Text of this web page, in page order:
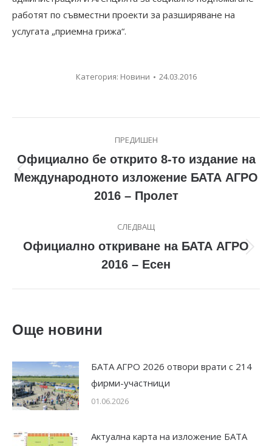
работят по съвместни проекти за разширяване на
услугата „приемна грижа“.
Категория: Новини 24.03.2016
navigation
ПРЕДИШЕН
Previous
post:
Официално бе открито 8-то издание на
Международното изложение БАТА АГРО
2016 – Пролет
СЛЕДВАЩ
Next
post:
Официално откриване на БАТА АГРО
2016 – Есен
Още новини
БАТА АГРО 2026 отвори врати с 214
фирми-участници
01.06.2026
Актуална карта на изложение БАТА